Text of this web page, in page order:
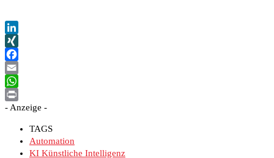
LinkedIn
XING
Facebook
Email
WhatsApp
Print
- Anzeige -
TAGS
Automation
KI Künstliche Intelligenz